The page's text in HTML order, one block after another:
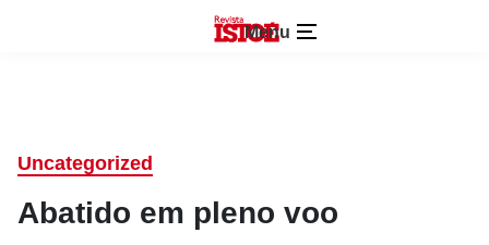
Menu
Uncategorized
Abatido em pleno voo